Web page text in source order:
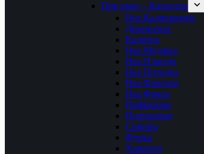
Прв крак – Касандра
Неа Каликратија
Дионисиос
Калитеа
Неа Модања
Неа Плагија
Неа Потидеа
Неа Флогита
Неа Фокеа
Пефкохори
Полихроно
Сивири
Фурка
Ханиоти